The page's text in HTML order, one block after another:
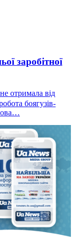
заробітної
отримала від
боягузів-